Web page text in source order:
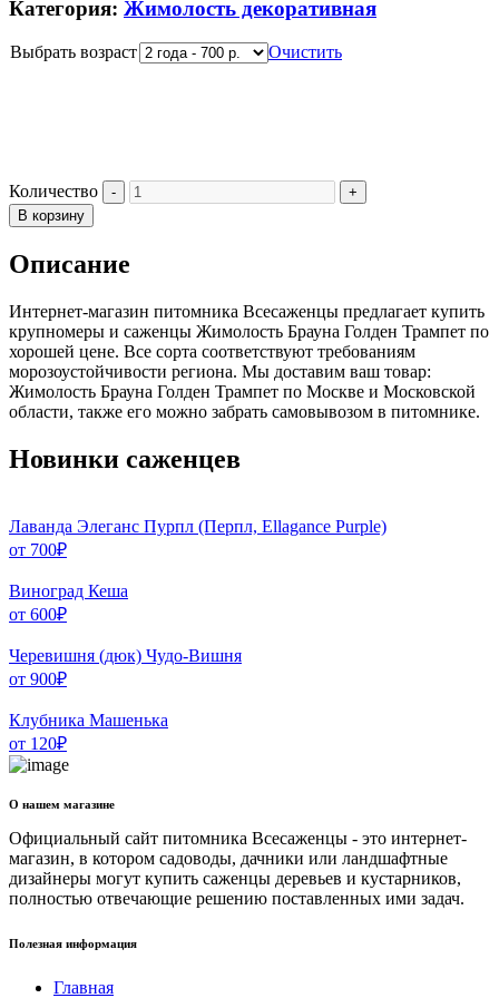
Категория: Жимолость декоративная
Выбрать возраст Очистить
Количество
В корзину
Описание
Интернет-магазин питомника Всесаженцы предлагает купить
крупномеры и саженцы Жимолость Брауна Голден Трампет по
хорошей цене. Все сорта соответствуют требованиям
морозоустойчивости региона. Мы доставим ваш товар:
Жимолость Брауна Голден Трампет по Москве и Московской
области, также его можно забрать самовывозом в питомнике.
Новинки саженцев
Лаванда Элеганс Пурпл (Перпл, Ellagance Purple)
от 700₽
Виноград Кеша
от 600₽
Черевишня (дюк) Чудо-Вишня
от 900₽
Клубника Машенька
от 120₽
О нашем магазине
Официальный сайт питомника Всесаженцы - это интернет-
магазин, в котором садоводы, дачники или ландшафтные
дизайнеры могут купить саженцы деревьев и кустарников,
полностью отвечающие решению поставленных ими задач.
Полезная информация
Главная